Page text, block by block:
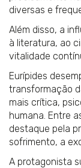
diversas e
Além disso, a
à literatura, ao
vitalidade
Eurípides
transformação
mais crítica,
humana. Entre
destaque pela
sofrimento, a
A protagonista